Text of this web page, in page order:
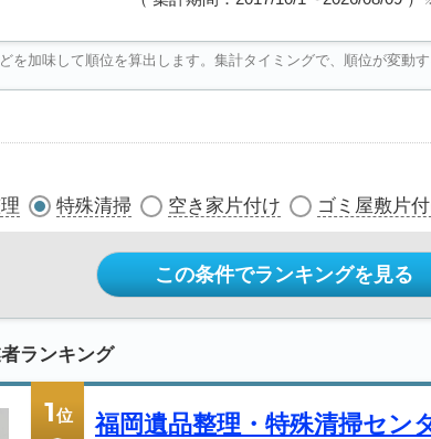
加味して順位を算出します。集計タイミングで、順位が変動す
特殊清掃 空き家片付け ゴミ屋敷片
この条件でランキングを見る
ランキング
1位 福岡遺品整理・特殊清掃セン